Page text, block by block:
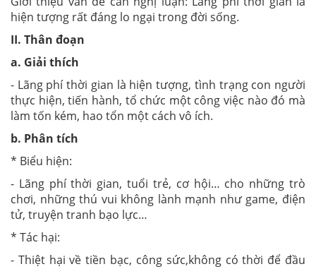
hiện tượng rất đáng lo ngại trong đời sống.
II. Thân đoạn
a. Giải thích
- Lãng phí thời gian là hiện tượng, tình trạng con người
thực hiện, tiến hành, tổ chức một công việc nào đó mà
làm tốn kém, hao tổn một cách vô ích.
b. Phân tích
* Biểu hiện:
- Lãng phí thời gian, tuổi trẻ, cơ hội… cho những trò
chơi, những thú vui không lành mạnh như game, điện
tử, truyện tranh bạo lực…
* Tác hại:
- Thiệt hại về tiền bạc, công sức,không có thời để đầu